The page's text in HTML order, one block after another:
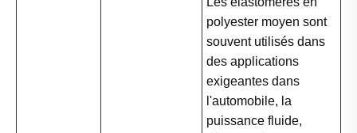
polyester moyen sont
souvent utilisés dans
des applications
exigeantes dans
l'automobile, la
puissance fluide,